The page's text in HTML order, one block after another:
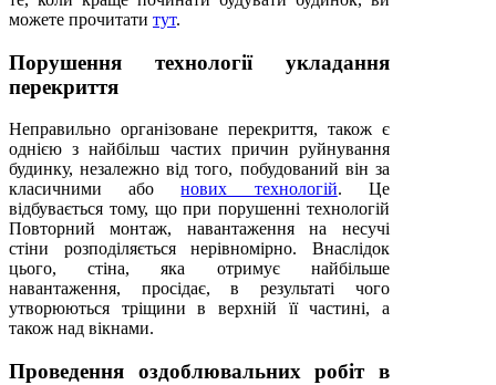
можете прочитати тут.
Порушення технології укладання
перекриття
Неправильно організоване перекриття, також є
однією з найбільш частих причин руйнування
будинку, незалежно від того, побудований він за
класичними абонових технологій. Це
відбувається тому, що при порушенні технологій
Повторний монтаж, навантаження на несучі
стіни розподіляється нерівномірно. Внаслідок
цього, стіна, яка отримує найбільше
навантаження, просідає, в результаті чого
утворюються тріщини в верхній її частині, а
також над вікнами.
Проведення оздоблювальних робіт в